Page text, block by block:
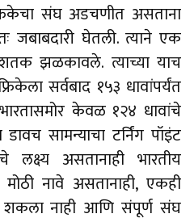
संघ अडचणीत असताना
जबाबदारी घेतली. त्याने एक
झळकावले. त्याच्या याच
सर्वबाद १५३ धावांपर्यंत
केवळ १२४ धावांचे
सामन्याचा टर्निंग पॉइंट
असतानाही भारतीय
नावे असतानाही, एकही
नाही आणि संपूर्ण संघ